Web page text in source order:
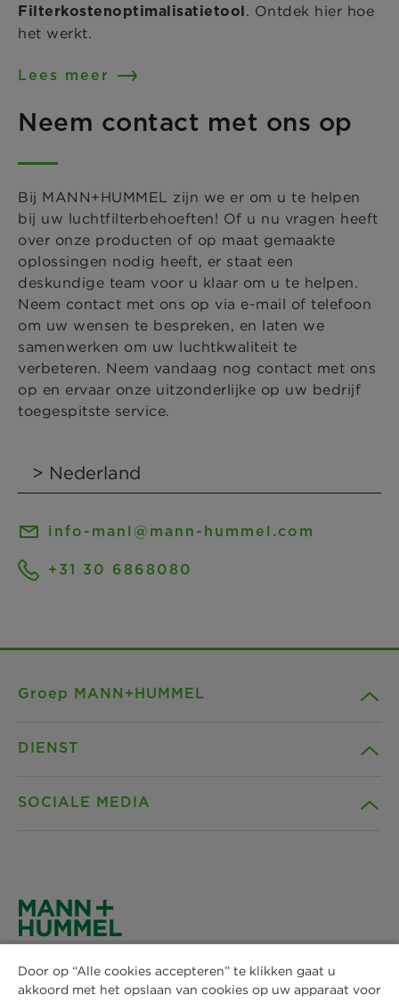
Filterkostenoptimalisatietool. Ontdek hier hoe
het werkt.
Lees meer
Neem contact met ons op
Bij MANN+HUMMEL zijn we er om u te helpen
bij uw luchtfilterbehoeften! Of u nu vragen heeft
over onze producten of op maat gemaakte
oplossingen nodig heeft, er staat een
deskundige team voor u klaar om u te helpen.
Neem contact met ons op via e-mail of telefoon
om uw wensen te bespreken, en laten we
samenwerken om uw luchtkwaliteit te
verbeteren. Neem vandaag nog contact met ons
op en ervaar onze uitzonderlijke op uw bedrijf
toegespitste service.
info-manl@mann-hummel.com
+31 30 6868080
Groep MANN+HUMMEL
Nieuws & Pers
Locaties
DIENST
Privacyverklaring
Impressum
SOCIALE MEDIA
Instagram
LinkedIn
MANN+HUMMEL Vokes Air BV
1e Garnizoensdok 7
Door op “Alle cookies accepteren” te klikken gaat u
akkoord met het opslaan van cookies op uw apparaat voor